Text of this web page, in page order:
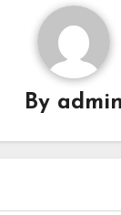
By admin